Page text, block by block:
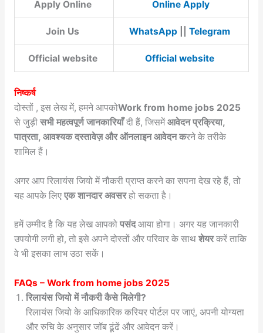
Apply Online
Online Apply
Join Us WhatsApp ||Telegram
Official website Official website
निष्कर्ष
दोस्तों , इस लेख में, हमने आपकोWork from home jobs 2025
से जुड़ी सभी महत्वपूर्ण जानकारियाँदी हैं, जिसमेंआवेदन प्रक्रिया,
पात्रता, आवश्यक दस्तावेज़ और ऑनलाइन आवेदन करने के तरीके
शामिल हैं।
अगर आप रिलायंस जियो में नौकरी प्राप्त करने का सपना देख रहे हैं, तो
यह आपके लिए एक शानदार अवसरहो सकता है।
हमें उम्मीद है कि यह लेख आपको पसंदआया होगा। अगर यह जानकारी
उपयोगी लगी हो, तो इसे अपने दोस्तों और परिवार के साथ शेयरकरें ताकि
वे भी इसका लाभ उठा सकें।
FAQs – Work from home jobs 2025
रिलायंस जियो में नौकरी कैसे मिलेगी?
रिलायंस जियो के आधिकारिक करियर पोर्टल पर जाएं, अपनी योग्यता
और रुचि के अनुसार जॉब ढूंढें और आवेदन करें।